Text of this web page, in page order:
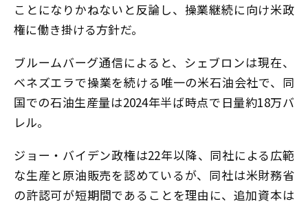
ことになりかねないと反論し、操業継続に向け米政
権に働き掛ける方針だ。
ブルームバーグ通信によると、シェブロンは現在、
ベネズエラで操業を続ける唯一の米石油会社で、同
国での石油生産量は2024年半ば時点で日量約18万バ
レル。
ジョー・バイデン政権は22年以降、同社による広範
な生産と原油販売を認めているが、同社は米財務省
の許認可が短期間であることを理由に、追加資本は